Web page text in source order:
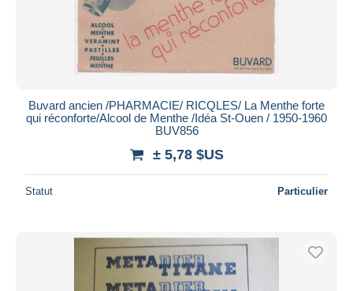
Buvard ancien /PHARMACIE/ RICQLES/ La Menthe forte
qui réconforte/Alcool de Menthe /Idéa St-Ouen / 1950-1960
BUV856
± 5,78 $US
Statut Particulier